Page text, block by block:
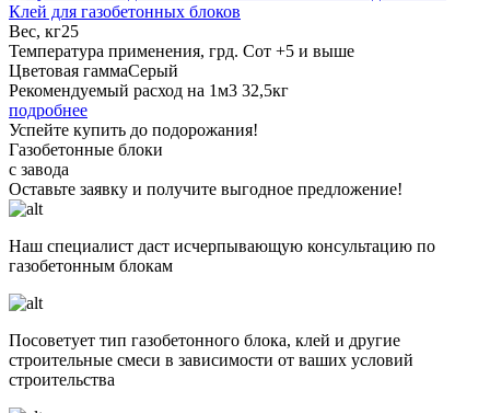
Клей для газобетонных блоков
Вес, кг25
Температура применения, грд. Сот +5 и выше
Цветовая гаммаСерый
Рекомендуемый расход на 1м3 32,5кг
подробнее
Успейте купить до подорожания!
Газобетонные блоки
с завода
Оставьте заявку и получите выгодное предложение!
Наш специалист даст исчерпывающую консультацию по
газобетонным блокам
Посоветует тип газобетонного блока, клей и другие
строительные смеси в зависимости от ваших условий
строительства